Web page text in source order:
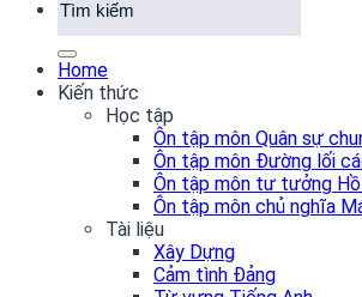
Home
Kiến thức
Học tập
Ôn tập môn Quân sự
Ôn tập môn Đường lối
Ôn tập môn tư tưởng Hồ
Ôn tập môn chủ nghĩa
Tài liệu
Xây Dựng
Cảm tình Đảng